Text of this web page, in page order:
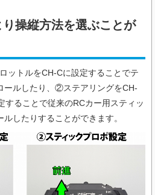
操縦方法を選ぶことが
ットルをCH-Cに設定することでテ
ールしたり、②ステアリングをCH-
することで従来のRCカー用スティッ
したりすることができます。